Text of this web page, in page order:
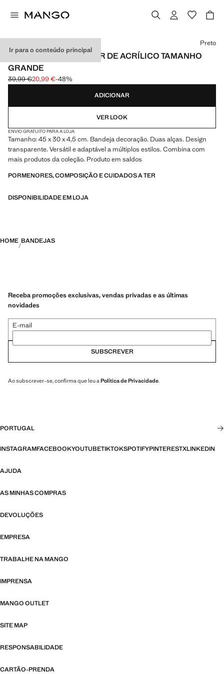
Ir para o conteúdo principal
BANDEJA RETANGULAR DE ACRÍLICO TAMANHO
GRANDE
Preço inicial riscado [39,99 € ]
39,99 €
Preço atual [20,99 € ]
20,99 €-48%
Selecione uma cor
Preto
ADICIONAR
VER LOOK
ENVIO GRATUITO PARA A LOJA
Tamanho: 45 x 30 x 4,5 cm. Bandeja decoração. Duas alças. Design
transparente. Versátil e adaptável a múltiplos estilos. Combina com
mais produtos da coleção. Produto em saldos
PORMENORES, COMPOSIÇÃO E CUIDADOS A TER
DISPONIBILIDADE EM LOJA
HOME BANDEJAS
Receba promoções exclusivas, vendas privadas e as últimas
novidades
E-mail
SUBSCREVER
Ao subscrever-se, confirma que leu a Política de Privacidade.
PORTUGAL
INSTAGRAMFACEBOOKYOUTUBETIKTOKSPOTIFYPINTERESTXLINKEDIN
AJUDA
AS MINHAS COMPRAS
DEVOLUÇÕES
EMPRESA
TRABALHE NA MANGO
IMPRENSA
MANGO OUTLET
SITE MAP
RESPONSABILIDADE
CARTÃO-PRENDA